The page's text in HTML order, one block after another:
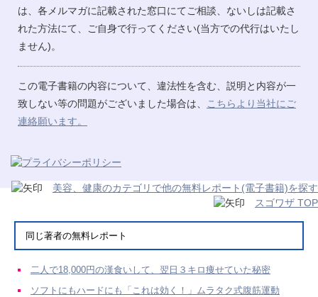
は、各メルマガに記載された窓口にてご相談、ないしは記載さ
れた方法にて、ご自身で行ってください(当方での代行はいたし
ません)。
この電子書籍の内容について、違法性を含む、説明と内容が一
致しない等の問題がございました場合は、
こちらより当社にご
連絡願います。
美容、健康のカテゴリで他の無料レポート(電子書籍)を探す
スゴワザ TOP
同じ著者の無料レポート
二人で18,000円の漢食いして、翌日３キロ痩せていた秘密
ソフトにもハードにも「これは効く！」ムラタク式腹筋運動